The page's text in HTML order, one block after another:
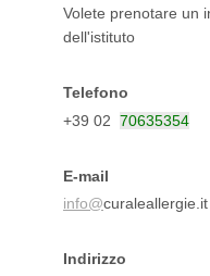
Volete prenotare un
dell'istituto
Telefono
+39 02 70635354
E-mail
info@curaleallergie.it
Indirizzo